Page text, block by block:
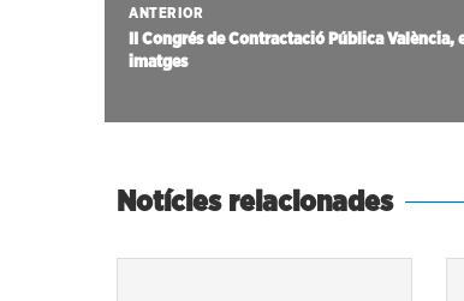
ANTERIOR
II Congrés de Contractació Pública València,
imatges
Notícies relacionades